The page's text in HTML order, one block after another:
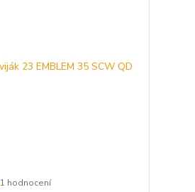
1 hodnocení